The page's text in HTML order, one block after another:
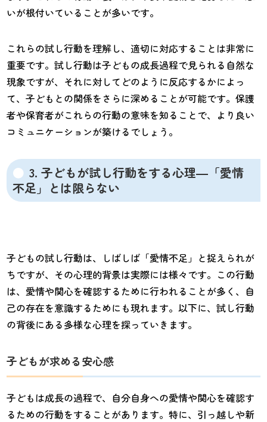
いが根付いていることが多いです。
これらの試し行動を理解し、適切に対応することは非常に
重要です。試し行動は子どもの成長過程で見られる自然な
現象ですが、それに対してどのように反応するかによっ
て、子どもとの関係をさらに深めることが可能です。保護
者や保育者がこれらの行動の意味を知ることで、より良い
コミュニケーションが築けるでしょう。
3. 子どもが試し行動をする心理―「愛情
不足」とは限らない
子どもの試し行動は、しばしば「愛情不足」と捉えられが
ちですが、その心理的背景は実際には様々です。この行動
は、愛情や関心を確認するために行われることが多く、自
己の存在を意識するためにも現れます。以下に、試し行動
の背後にある多様な心理を探っていきます。
子どもが求める安心感
子どもは成長の過程で、自分自身への愛情や関心を確認す
るための行動をすることがあります。特に、引っ越しや新